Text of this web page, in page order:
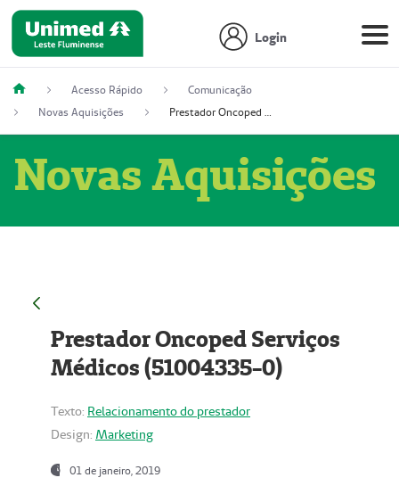
Login
Acesso Rápido
Comunicação
Novas Aquisições
Prestador Oncoped Serviços Médicos (51004335-0)
Novas Aquisições
Prestador Oncoped Serviços
Médicos (51004335-0)
Texto: Relacionamento do prestador
Design: Marketing
01 de janeiro, 2019